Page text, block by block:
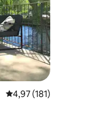
Średnia ocena: 4,97
4,97 (181)